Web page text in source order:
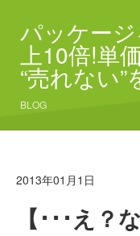
パッケー
上10倍!単
“売れない”
BLOG
2013年01月1日
【･･･え？